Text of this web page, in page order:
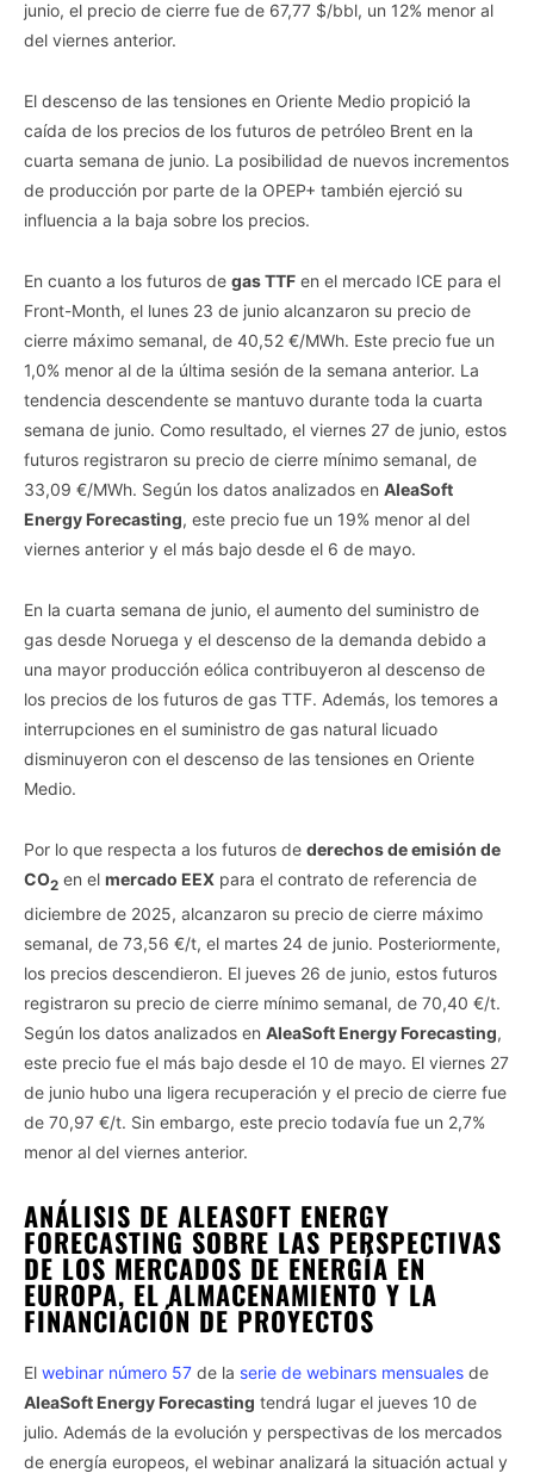
us or personal information disclosed to third parties prior to
disclosure of your personal information by third parties on the
IAB’s list of downstream participants. This information may
also be disclosed by us to third parties on the
IAB’s List of
third parties.
CONFIRM
junio, el precio de cierre fue de 67,77 $/bbl, un 12% menor al
del viernes anterior.
El descenso de las tensiones en Oriente Medio propició la
caída de los precios de los futuros de petróleo Brent en la
cuarta semana de junio. La posibilidad de nuevos incrementos
de producción por parte de la OPEP+ también ejerció su
influencia a la baja sobre los precios.
En cuanto a los futuros de gas TTF en el mercado ICE para el
Front-Month, el lunes 23 de junio alcanzaron su precio de
cierre máximo semanal, de 40,52 €/MWh. Este precio fue un
1,0% menor al de la última sesión de la semana anterior. La
tendencia descendente se mantuvo durante toda la cuarta
semana de junio. Como resultado, el viernes 27 de junio, estos
futuros registraron su precio de cierre mínimo semanal, de
33,09 €/MWh. Según los datos analizados en AleaSoft
Energy Forecasting, este precio fue un 19% menor al del
viernes anterior y el más bajo desde el 6 de mayo.
En la cuarta semana de junio, el aumento del suministro de
gas desde Noruega y el descenso de la demanda debido a
una mayor producción eólica contribuyeron al descenso de
los precios de los futuros de gas TTF. Además, los temores a
interrupciones en el suministro de gas natural licuado
disminuyeron con el descenso de las tensiones en Oriente
Medio.
Por lo que respecta a los futuros de derechos de emisión de
CO2 en el mercado EEX para el contrato de referencia de
diciembre de 2025, alcanzaron su precio de cierre máximo
semanal, de 73,56 €/t, el martes 24 de junio. Posteriormente,
los precios descendieron. El jueves 26 de junio, estos futuros
registraron su precio de cierre mínimo semanal, de 70,40 €/t.
Según los datos analizados en AleaSoft Energy Forecasting,
este precio fue el más bajo desde el 10 de mayo. El viernes 27
de junio hubo una ligera recuperación y el precio de cierre fue
de 70,97 €/t. Sin embargo, este precio todavía fue un 2,7%
menor al del viernes anterior.
ANÁLISIS DE ALEASOFT ENERGY
FORECASTING SOBRE LAS PERSPECTIVAS
DE LOS MERCADOS DE ENERGÍA EN
EUROPA, EL ALMACENAMIENTO Y LA
FINANCIACIÓN DE PROYECTOS
El webinar número 57 de la serie de webinars mensuales de
AleaSoft Energy Forecasting tendrá lugar el jueves 10 de
julio. Además de la evolución y perspectivas de los mercados
de energía europeos, el webinar analizará la situación actual y